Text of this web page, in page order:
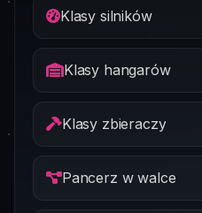
Klasy silników
Klasy hangarów
Klasy zbieraczy
Pancerz w walce